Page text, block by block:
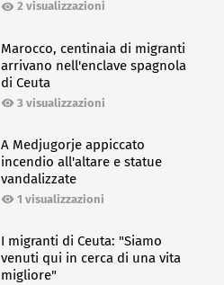
2 visualizzazioni
Marocco, centinaia di migranti
arrivano nell'enclave spagnola
di Ceuta
3 visualizzazioni
A Medjugorje appiccato
incendio all'altare e statue
vandalizzate
1 visualizzazioni
I migranti di Ceuta: "Siamo
venuti qui in cerca di una vita
migliore"